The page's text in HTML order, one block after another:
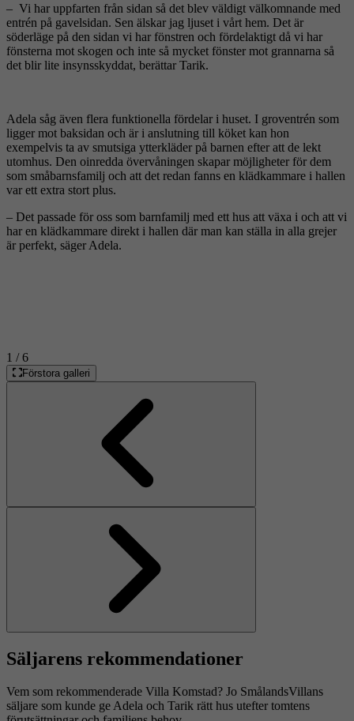
– Vi har uppfarten från sidan så det blev väldigt välkomnande med
entrén på gavelsidan. Sen älskar jag ljuset i vårt hem. Det är
söderläge på den sidan vi har fönstren och fördelaktigt då vi har
fönsterna mot skogen och inte så mycket fönster mot grannarna så
det blir lite insynsskyddat, berättar Tarik.
Adela såg även flera funktionella fördelar i huset. I groventrén som
ligger mot baksidan och är i anslutning till köket kan hon
exempelvis ta av smutsiga ytterkläder på barnen efter att de lekt
utomhus. Den oinredda övervåningen skapar möjligheter för dem
som småbarnsfamilj och att det redan fanns en klädkammare i hallen
var ett extra stort plus.
– Det passade för oss som barnfamilj med ett hus att växa i och att vi
har en klädkammare direkt i hallen där man kan ställa in alla grejer
är perfekt, säger Adela.
1 / 6
Förstora galleri
Föregående
Nästa
Säljarens rekommendationer
Vem som rekommenderade Villa Komstad? Jo SmålandsVillans
säljare som kunde ge Adela och Tarik rätt hus utefter tomtens